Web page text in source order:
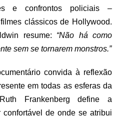
e confrontos policiais –
clássicos de Hollywood.
resume: “Não há como
sem se tornarem monstros.”
convida à reflexão
em todas as esferas da
Frankenberg define a
confortável de onde se atribui